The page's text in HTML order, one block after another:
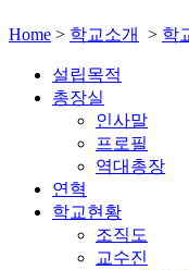
Home > 학교소개 > 학
설립목적
총장실
인사말
프로필
역대총장
연혁
학교현황
조직도
교수진